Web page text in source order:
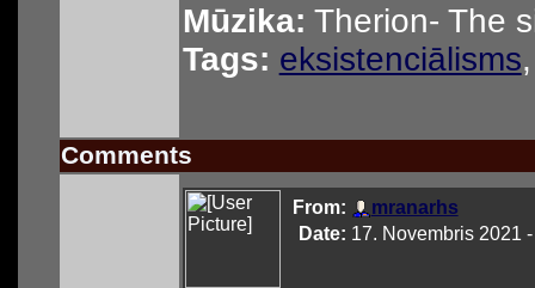
Mūzika: Therion- The
Tags: eksistenciālisms
Comments
From:
mranarhs
Date: 17. Novembris 2021